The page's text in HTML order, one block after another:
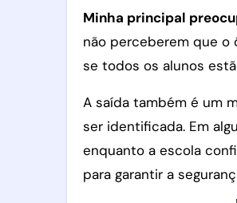
Minha principal
não perceberem que o
se todos os alunos
A saída também é um
ser identificada. Em
enquanto a escola
para garantir a